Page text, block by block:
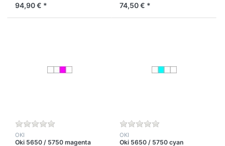
94,90 € * 74,50 € *
OKI
Oki 5650 / 5750 magenta
OKI
Oki 5650 / 5750 cyan